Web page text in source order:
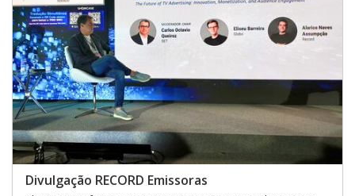
Divulgação RECORD Emissoras